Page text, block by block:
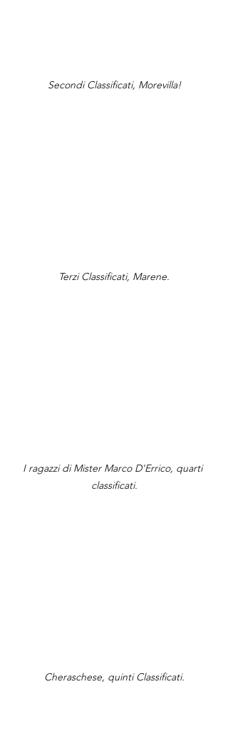
Secondi Classificati, Morevilla!
Terzi Classificati, Marene.
I ragazzi di Mister Marco D'Errico, quarti
classificati.
Cheraschese, quinti Classificati.